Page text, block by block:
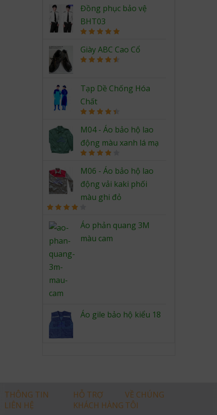
out of 5
Đồng phục bảo vệ
BHT03
out of 5
Giày ABC Cao Cổ
Tạp Dề Chống Hóa
Chất
out of 5
M04 - Áo bảo hộ lao
động màu xanh lá mạ
4.00out
of 5
M06 - Áo bảo hộ lao
động vải kaki phối
màu ghi đỏ
4.00 out
of 5
Áo phản quang 3M
màu cam
Áo gile bảo hộ kiểu 18
THÔNG TIN
LIÊN HỆ
HỖ TRỢ
KHÁCH HÀNG
VỀ CHÚNG
TÔI